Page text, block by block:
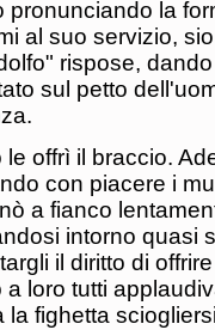
pronunciando la
al suo servizio,
rispose,
sul petto
le offrì il braccio.
con piacere i
a fianco
intorno quasi
il diritto di
a loro tutti
la fighetta